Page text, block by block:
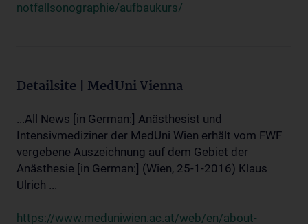
notfallsonographie/aufbaukurs/
Detailsite | MedUni Vienna
...All News [in German:] Anästhesist und
Intensivmediziner der MedUni Wien erhält vom FWF
vergebene Auszeichnung auf dem Gebiet der
Anästhesie [in German:] (Wien, 25-1-2016) Klaus
Ulrich ...
https://www.meduniwien.ac.at/web/en/about-